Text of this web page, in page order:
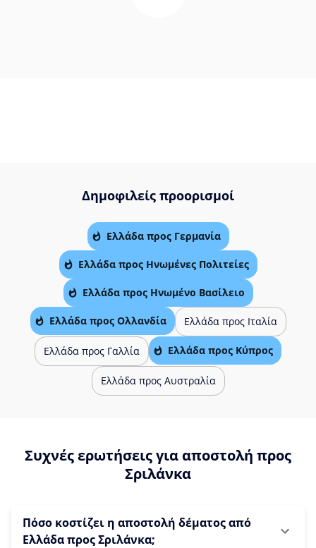
Δημοφιλείς προορισμοί
Ελλάδα προς Γερμανία
Ελλάδα προς Ηνωμένες Πολιτείες
Ελλάδα προς Ηνωμένο Βασίλειο
Ελλάδα προς Ολλανδία Ελλάδα προς Ιταλία
Ελλάδα προς Γαλλία Ελλάδα προς Κύπρος
Ελλάδα προς Αυστραλία
Συχνές ερωτήσεις για αποστολή προς
Σριλάνκα
Πόσο κοστίζει η αποστολή δέματος από
Ελλάδα προς Σριλάνκα;